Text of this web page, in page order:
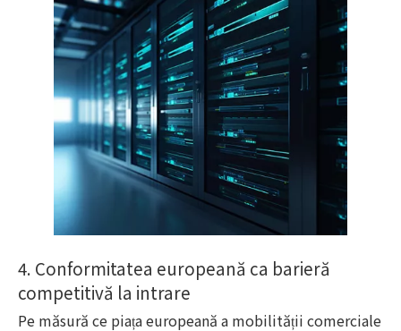
4. Conformitatea europeană ca barieră
competitivă la intrare
Pe măsură ce piața europeană a mobilității comerciale